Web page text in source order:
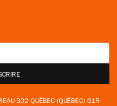
302 QUÉBEC (QUÉBEC) G1R